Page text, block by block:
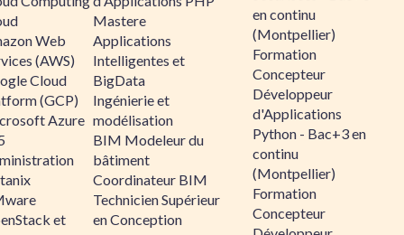
Web
(AWS)
Cloud
(GCP)
Azure
et
Mastere
Applications
Intelligentes et
BigData
Ingénierie et
modélisation
BIM Modeleur du
bâtiment
Coordinateur BIM
Technicien Supérieur
en Conception
en continu
(Montpellier)
Formation
Concepteur
Développeur
d'Applications
Python - Bac+3 en
continu
(Montpellier)
Formation
Concepteur